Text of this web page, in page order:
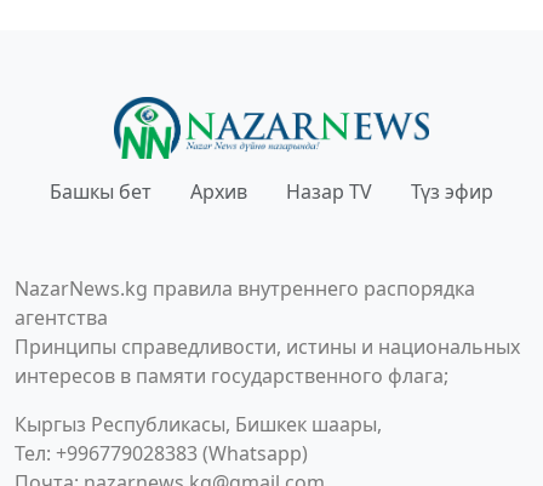
Башкы бет Архив Назар TV Түз эфир
NazarNews.kg правила внутреннего распорядка
агентства
Принципы справедливости, истины и национальных
интересов в памяти государственного флага;
Кыргыз Республикасы, Бишкек шаары,
Тел: +996779028383 (Whatsapp)